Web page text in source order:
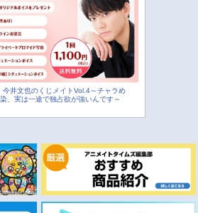
今井文也のくじメイトVol.4～チャラめ
、実は一途で独占欲が強いんです～